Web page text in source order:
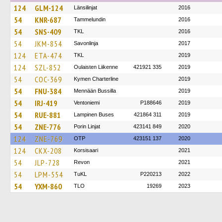
124
GLM-124 Länsilinjat 2016
54 KNR-687 Tammelundin 2016
54 SNS-409 TKL 2016
54 JKM-854 Savonlinja 2017
124 ETA-474 TKL 2019
124 SZL-852 Oulaisten Liikenne 421921 335 2019
54 COC-369 Kymen Charterline 2019
54 FNU-384 Mennään Bussilla 2019
54 IRJ-419 Ventoniemi P188646 2019
54 RUE-881 Lampinen Buses 421864 311 2019
54 ZNE-776 Porin Linjat 423141 849 2020
124 ZNE-769 OTP 423151 137 2020
124 CKX-208 Korsisaari 2021
54 JLP-728 Revon 2021
54 LPM-554 TuKL P220213 2022
54 YXM-860 TLO 19269 2023